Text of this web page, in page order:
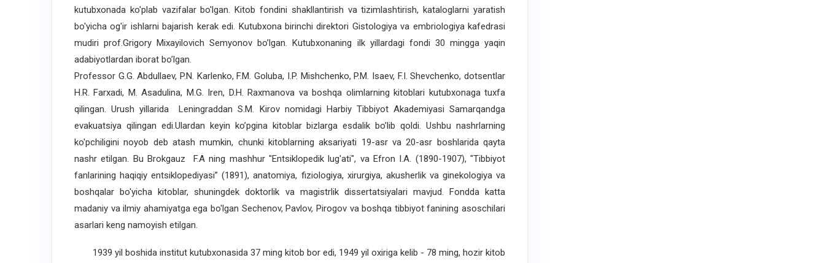
kutubxonada ko'plab vazifalar bo'lgan. Kitob fondini shakllantirish va tizimlashtirish, kataloglarni yaratish
bo'yicha og'ir ishlarni bajarish kerak edi. Kutubxona birinchi direktori Gistologiya va embriologiya kafedrasi
mudiri prof.Grigory Mixayilovich Semyonov bo’lgan. Kutubxonaning ilk yillardagi fondi 30 mingga yaqin
adabiyotlardan iborat bo’lgan.
Professor G.G. Abdullaev, P.N. Karlenko, F.M. Goluba, I.P. Mishchenko, P.M. Isaev, F.I. Shevchenko, dotsentlar
H.R. Farxadi, M. Asadulina, M.G. Iren, D.H. Raxmanova va boshqa olimlarning kitoblari kutubxonaga tuxfa
qilingan. Urush yillarida Leningraddan S.M. Kirov nomidagi Harbiy Tibbiyot Akademiyasi Samarqandga
evakuatsiya qilingan edi.Ulardan keyin ko’pgina kitoblar bizlarga esdalik bo’lib qoldi. Ushbu nashrlarning
ko'pchiligini noyob deb atash mumkin, chunki kitoblarning aksariyati 19-asr va 20-asr boshlarida qayta
nashr etilgan. Bu Brokgauz F.A ning mashhur "Entsiklopedik lug'ati", va Efron I.A. (1890-1907), "Tibbiyot
fanlarining haqiqiy entsiklopediyasi” (1891), anatomiya, fiziologiya, xirurgiya, akusherlik va ginekologiya va
boshqalar bo'yicha kitoblar, shuningdek doktorlik va magistrlik dissertatsiyalari mavjud. Fondda katta
madaniy va ilmiy ahamiyatga ega bo'lgan Sechenov, Pavlov, Pirogov va boshqa tibbiyot fanining asoschilari
asarlari keng namoyish etilgan.
1939 yil boshida institut kutubxonasida 37 ming kitob bor edi, 1949 yil oxiriga kelib - 78 ming, hozir kitob